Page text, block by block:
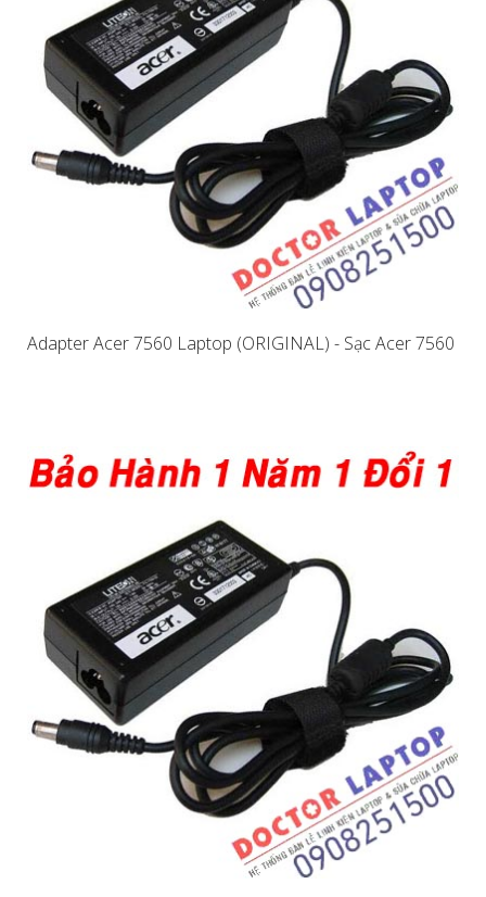
Adapter Acer 7560 Laptop (ORIGINAL) - Sạc Acer 7560